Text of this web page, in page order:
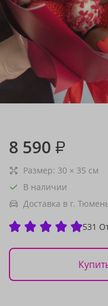
8 590 ₽
Размер: 30 × 35 см
В наличии
Доставка в г.
531